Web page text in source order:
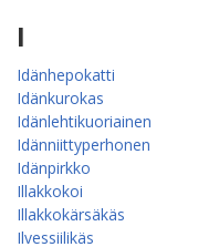
I
Idänhepokatti
Idänkurokas
Idänlehtikuoriainen
Idänniittyperhonen
Idänpirkko
Illakkokoi
Illakkokärsäkäs
Ilvessiilikäs